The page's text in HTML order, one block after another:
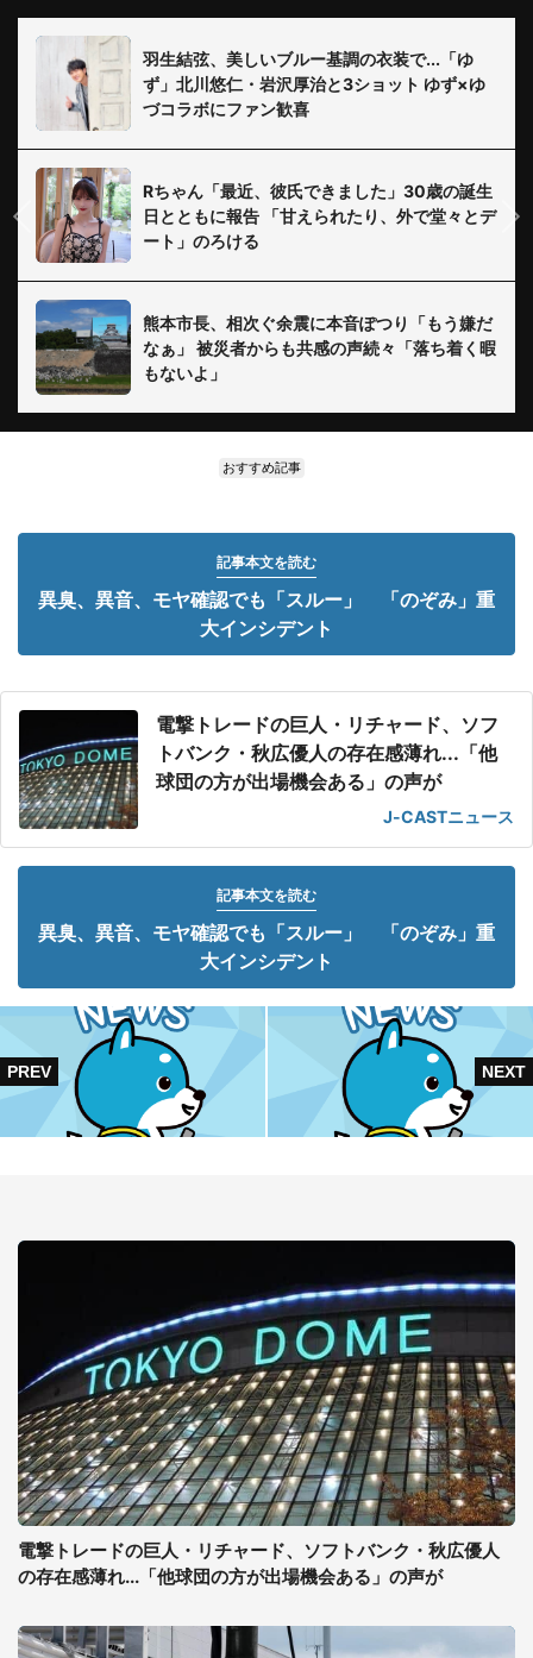
羽生結弦、美しいブルー基調の衣装で...「ゆ
ず」北川悠仁・岩沢厚治と3ショット ゆず×ゆ
づコラボにファン歓喜
Rちゃん「最近、彼氏できました」30歳の誕生
日とともに報告 「甘えられたり、外で堂々とデ
ート」のろける
熊本市長、相次ぐ余震に本音ぽつり「もう嫌だ
なぁ」 被災者からも共感の声続々「落ち着く暇
もないよ」
おすすめ記事
記事本文を読む
異臭、異音、モヤ確認でも「スルー」 「のぞみ」重
大インシデント
電撃トレードの巨人・リチャード、ソフ
トバンク・秋広優人の存在感薄れ...「他
球団の方が出場機会ある」の声が
J-CASTニュース
記事本文を読む
異臭、異音、モヤ確認でも「スルー」 「のぞみ」重
大インシデント
電撃トレードの巨人・リチャード、ソフトバンク・秋広優人
の存在感薄れ...「他球団の方が出場機会ある」の声が